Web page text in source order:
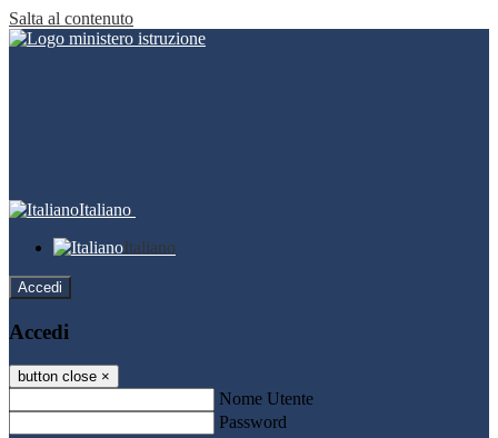
Salta al contenuto
Italiano
Italiano
Accedi
Accedi
button close ×
Nome Utente
Password